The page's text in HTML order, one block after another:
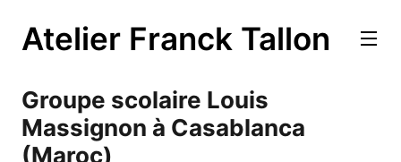
Atelier Franck Tallon
Groupe scolaire Louis
Massignon à Casablanca
(Maroc)